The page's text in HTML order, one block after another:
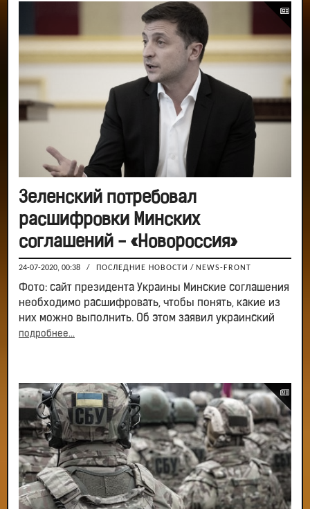
Зеленский потребовал
расшифровки Минских
соглашений - «Новороссия»
24-07-2020, 00:38 / ПОСЛЕДНИЕ НОВОСТИ / NEWS-FRONT
Фото: сайт президента Украины Минские соглашения
необходимо расшифровать, чтобы понять, какие из
них можно выполнить. Об этом заявил украинский
подробнее...